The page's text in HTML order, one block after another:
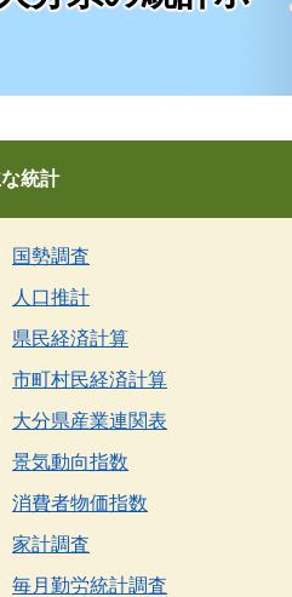
統計
国勢調査
人口推計
県民経済計算
市町村民経済計算
大分県産業連関表
景気動向指数
消費者物価指数
家計調査
毎月勤労統計調査